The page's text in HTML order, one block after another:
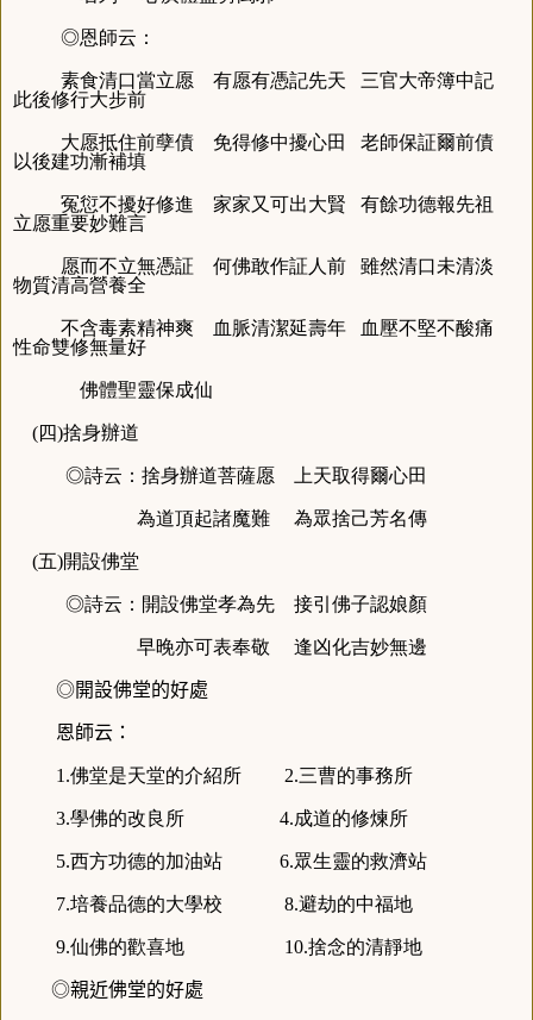
◎恩師云：
素食清口當立愿 有愿有憑記先天 三官大帝簿中記
此後修行大步前
大愿抵住前孽債 免得修中擾心田 老師保証爾前債
以後建功漸補填
冤愆不擾好修進 家家又可出大賢 有餘功德報先祖
立愿重要妙難言
愿而不立無憑証 何佛敢作証人前 雖然清口未清淡
物質清高營養全
不含毒素精神爽 血脈清潔延壽年 血壓不堅不酸痛
性命雙修無量好
佛體聖靈保成仙
(四)捨身辦道
◎詩云：捨身辦道菩薩愿 上天取得爾心田
為道頂起諸魔難 為眾捨己芳名傳
(五)開設佛堂
◎詩云：開設佛堂孝為先 接引佛子認娘顏
早晚亦可表奉敬 逢凶化吉妙無邊
◎開設佛堂的好處
恩師云：
1.佛堂是天堂的介紹所 2.三曹的事務所
3.學佛的改良所 4.成道的修煉所
5.西方功德的加油站 6.眾生靈的救濟站
7.培養品德的大學校 8.避劫的中福地
9.仙佛的歡喜地 10.捨念的清靜地
◎親近佛堂的好處